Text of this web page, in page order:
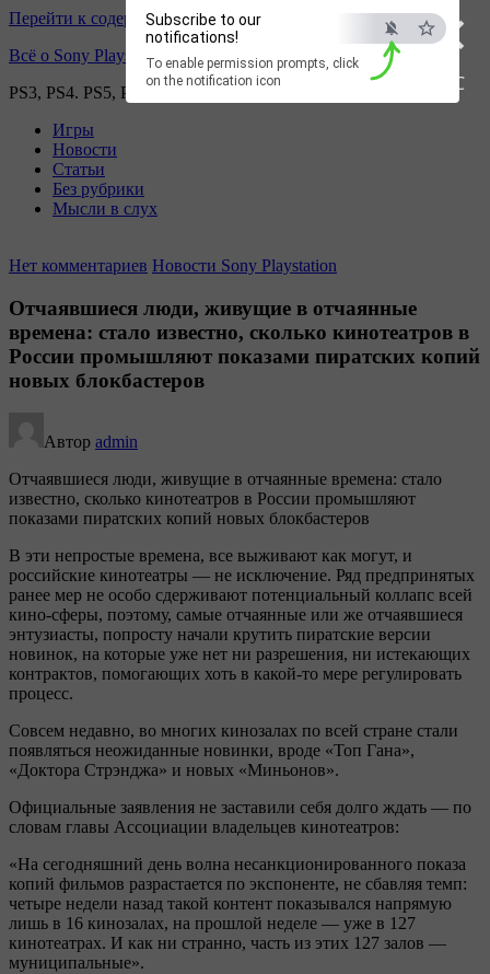
×
ESC
Subscribe to our
notifications!
To enable permission prompts, click
on the notification icon
Перейти к содержимому
Всё о Sony Playstation
PS3, PS4. PS5, PS games
Игры
Новости
Статьи
Без рубрики
Мысли в слух
Нет комментариев Новости Sony Playstation
Отчаявшиеся люди, живущие в отчаянные
времена: стало известно, сколько кинотеатров в
России промышляют показами пиратских копий
новых блокбастеров
Автор admin
Отчаявшиеся люди, живущие в отчаянные времена: стало
известно, сколько кинотеатров в России промышляют
показами пиратских копий новых блокбастеров
В эти непростые времена, все выживают как могут, и
российские кинотеатры — не исключение. Ряд предпринятых
ранее мер не особо сдерживают потенциальный коллапс всей
кино-сферы, поэтому, самые отчаянные или же отчаявшиеся
энтузиасты, попросту начали крутить пиратские версии
новинок, на которые уже нет ни разрешения, ни истекающих
контрактов, помогающих хоть в какой-то мере регулировать
процесс.
Совсем недавно, во многих кинозалах по всей стране стали
появляться неожиданные новинки, вроде «Топ Гана»,
«Доктора Стрэнджа» и новых «Миньонов».
Официальные заявления не заставили себя долго ждать — по
словам главы Ассоциации владельцев кинотеатров:
«На сегодняшний день волна несанкционированного показа
копий фильмов разрастается по экспоненте, не сбавляя темп:
четыре недели назад такой контент показывался напрямую
лишь в 16 кинозалах, на прошлой неделе — уже в 127
кинотеатрах. И как ни странно, часть из этих 127 залов —
муниципальные».